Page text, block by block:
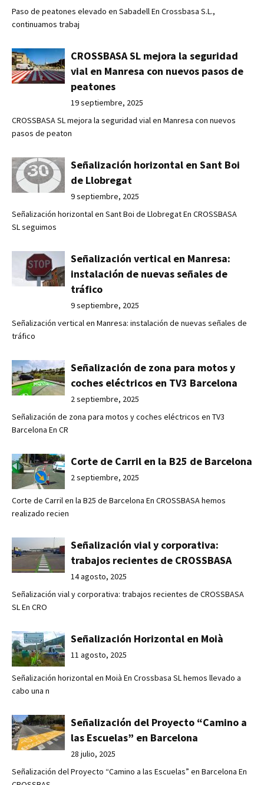
Paso de peatones elevado en Sabadell En Crossbasa S.L.,
continuamos trabaj
CROSSBASA SL mejora la seguridad
vial en Manresa con nuevos pasos de
peatones
19 septiembre, 2025
CROSSBASA SL mejora la seguridad vial en Manresa con nuevos
pasos de peaton
Señalización horizontal en Sant Boi
de Llobregat
9 septiembre, 2025
Señalización horizontal en Sant Boi de Llobregat En CROSSBASA
SL seguimos
Señalización vertical en Manresa:
instalación de nuevas señales de
tráfico
9 septiembre, 2025
Señalización vertical en Manresa: instalación de nuevas señales de
tráfico
Señalización de zona para motos y
coches eléctricos en TV3 Barcelona
2 septiembre, 2025
Señalización de zona para motos y coches eléctricos en TV3
Barcelona En CR
Corte de Carril en la B25 de Barcelona
2 septiembre, 2025
Corte de Carril en la B25 de Barcelona En CROSSBASA hemos
realizado recien
Señalización vial y corporativa:
trabajos recientes de CROSSBASA
14 agosto, 2025
Señalización vial y corporativa: trabajos recientes de CROSSBASA
SL En CRO
Señalización Horizontal en Moià
11 agosto, 2025
Señalización horizontal en Moià En Crossbasa SL hemos llevado a
cabo una n
Señalización del Proyecto “Camino a
las Escuelas” en Barcelona
28 julio, 2025
Señalización del Proyecto “Camino a las Escuelas” en Barcelona En